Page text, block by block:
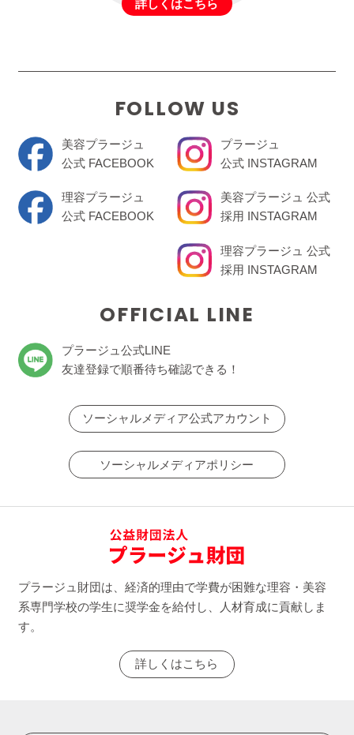
詳しくはこちら
FOLLOW US
美容プラージュ
公式 FACEBOOK
理容プラージュ
公式 FACEBOOK
プラージュ
公式 INSTAGRAM
美容プラージュ 公式
採用 INSTAGRAM
理容プラージュ 公式
採用 INSTAGRAM
OFFICIAL LINE
プラージュ公式LINE
友達登録で順番待ち確認できる！
ソーシャルメディア公式アカウント
ソーシャルメディアポリシー
プラージュ財団は、経済的理由で学費が困難な理容・美容
系専門学校の学生に奨学金を給付し、人材育成に貢献しま
す。
詳しくはこちら